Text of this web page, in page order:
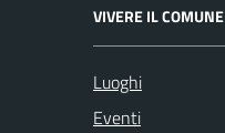
VIVERE IL COMUNE
Luoghi
Eventi